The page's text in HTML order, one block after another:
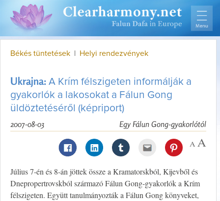
Békés tüntetések Helyi rendezvények
Ukrajna: A Krím félszigeten informálják a
gyakorlók a lakosokat a Fálun Gong
üldöztetéséről (képriport)
Egy Fálun Gong-gyakorlótól
2007-08-03
Július 7-én és 8-án jöttek össze a Kramatorskból, Kijevből és
Dnepropertrovskból származó Fálun Gong-gyakorlók a Krím
félszigeten. Együtt tanulmányozták a Fálun Gong könyveket,